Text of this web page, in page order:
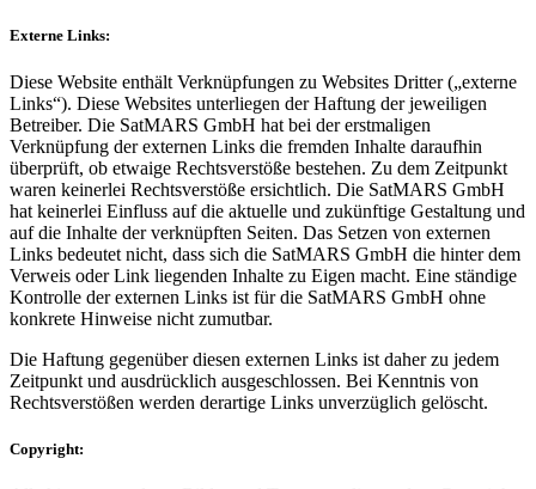
Externe Links:
Diese Website enthält Verknüpfungen zu Websites Dritter („externe
Links“). Diese Websites unterliegen der Haftung der jeweiligen
Betreiber. Die SatMARS GmbH hat bei der erstmaligen
Verknüpfung der externen Links die fremden Inhalte daraufhin
überprüft, ob etwaige Rechtsverstöße bestehen. Zu dem Zeitpunkt
waren keinerlei Rechtsverstöße ersichtlich. Die SatMARS GmbH
hat keinerlei Einfluss auf die aktuelle und zukünftige Gestaltung und
auf die Inhalte der verknüpften Seiten. Das Setzen von externen
Links bedeutet nicht, dass sich die SatMARS GmbH die hinter dem
Verweis oder Link liegenden Inhalte zu Eigen macht. Eine ständige
Kontrolle der externen Links ist für die SatMARS GmbH ohne
konkrete Hinweise nicht zumutbar.
Die Haftung gegenüber diesen externen Links ist daher zu jedem
Zeitpunkt und ausdrücklich ausgeschlossen. Bei Kenntnis von
Rechtsverstößen werden derartige Links unverzüglich gelöscht.
Copyright: